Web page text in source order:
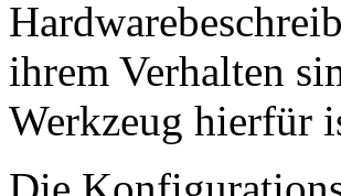
ihrem Verhalten
Werkzeug hierfür